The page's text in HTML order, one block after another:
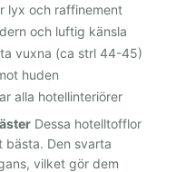
lyx och raffinement
och luftig känsla
vuxna (ca strl 44-45)
huden
alla hotellinteriörer
Dessa hotelltofflor
bästa. Den svarta
vilket gör dem